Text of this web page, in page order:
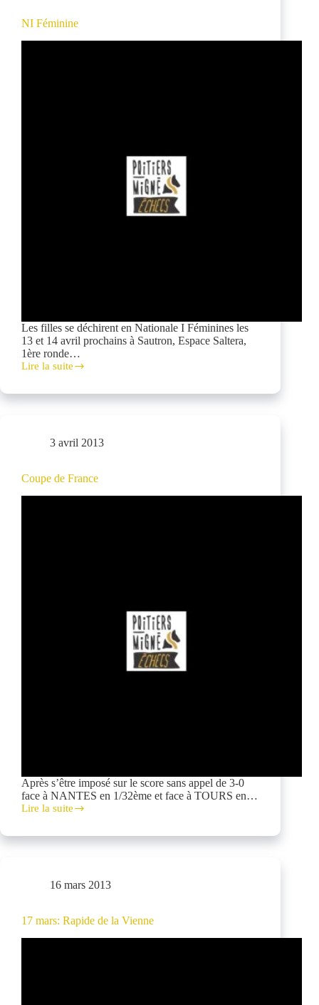
NI Féminine
Les filles se déchirent en Nationale I Féminines les
13 et 14 avril prochains à Sautron, Espace Saltera,
1ère ronde…
Lire la suite
NI
3 avril 2013
Coupe de France
Après s’être imposé sur le score sans appel de 3-0
face à NANTES en 1/32ème et face à TOURS en…
Lire la suite
Coupe
France
16 mars 2013
17 mars: Rapide de la Vienne